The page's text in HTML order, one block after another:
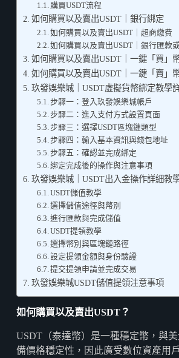
購買USDT流程
如何購買以及賣出USDT｜銀行綁定
如何購買以及賣出USDT｜超商繳費
如何購買以及賣出USDT｜銀行匯款
如何購買以及賣出USDT｜一鍵「買」
如何購買以及賣出USDT｜一鍵「賣」
玖發娛樂城｜USDT虛擬貨幣綁定教學
步驟一：登入玖發娛樂城帳戶
步驟二：進入支付方式設置頁面
步驟三：選擇USDT區塊鏈類型
步驟四：輸入基本資訊與錢包地址
步驟五：確認並完成綁定
綁定完成後的操作與注意事項
玖發娛樂城｜USDT出入金操作詳細教
USDT儲值教學
選擇儲值途徑與幣別
進行匯款與完成儲值
USDT提領教學
選擇幣別與區塊鏈路徑
設定提領金額與身份驗證
提交提領申請並完成交易
玖發娛樂城USDT儲值提領注意事項
如何購買以及賣出USDT？
USDT（泰達幣）是一種穩定幣，與
備價格穩定性，因此廣受數位資產用